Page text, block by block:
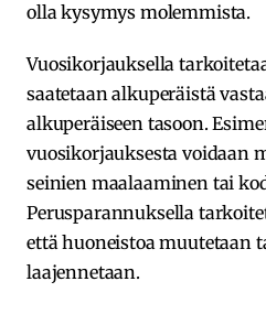
olla kysymys molemmista.
Vuosikorjauksella
saatetaan alkuperäistä
alkuperäiseen tasoon.
vuosikorjauksesta voidaan
seinien maalaaminen tai
Perusparannuksella
että huoneistoa muutetaan
laajennetaan.